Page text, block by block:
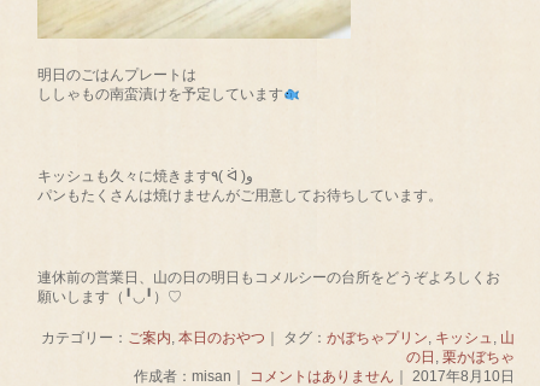
明日のごはんプレートは
ししゃもの南蛮漬けを予定しています
キッシュも久々に焼きます٩( ᐛ )و
パンもたくさんは焼けませんがご用意してお待ちしています。
連休前の営業日、山の日の明日もコメルシーの台所をどうぞよろしくお
願いします（╹◡╹）♡
カテゴリー： ご案内, 本日のおやつ ｜ タグ： かぼちゃプリン, キッシュ, 山
の日 , 栗かぼちゃ
作成者：misan｜ コメントはありません ｜ 2017年8月10日